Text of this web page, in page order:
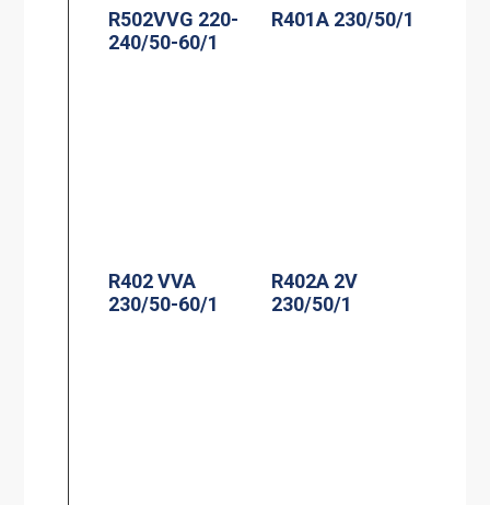
R502VVG 220-
240/50-60/1
R401A 230/50/1
R402 VVA
230/50-60/1
R402A 2V
230/50/1